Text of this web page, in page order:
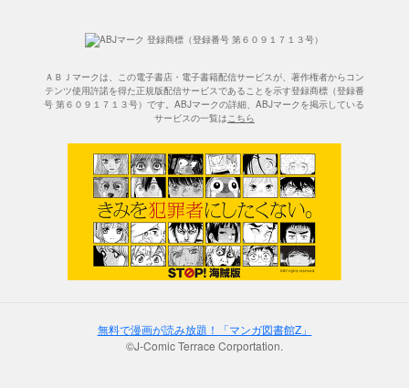
ＡＢＪマークは、この電子書店・電子書籍配信サービスが、著作権者からコン
テンツ使用許諾を得た正規版配信サービスであることを示す登録商標（登録番
号 第６０９１７１３号）です。ABJマークの詳細、ABJマークを掲示している
サービスの一覧はこちら
無料で漫画が読み放題！「マンガ図書館Z」
©J-Comic Terrace Corportation.